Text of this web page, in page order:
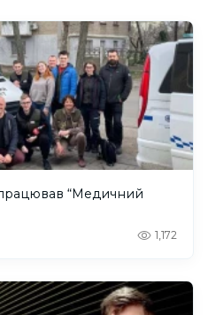
“Медичний
1,172